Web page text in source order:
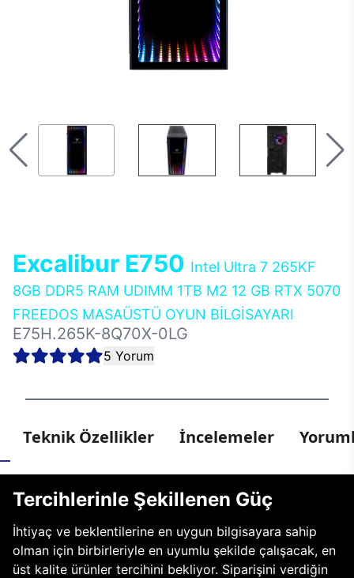
Excalibur E750 Intel Ultra 7 265KF
8GB DDR5 RAM UDIMM 1TB M2 12 GB RTX 5070
FREEDOS MASAÜSTÜ OYUN BİLGİSAYARI
E75H.265K-8Q70X-0LG
5 Yorum
Teknik Özellikler İncelemeler
Tercihlerinle Şekillenen Güç
İhtiyaç ve beklentilerine en uygun bilgisayara sahip
olman için birbirleriyle en uyumlu şekilde çalışacak, en
üst kalite ürünler tercihini bekliyor. Siparişini verdiğin